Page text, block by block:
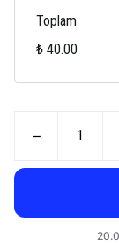
Toplam
₺ 40.00